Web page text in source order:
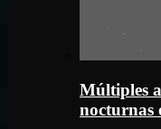
Múltiples
nocturnas